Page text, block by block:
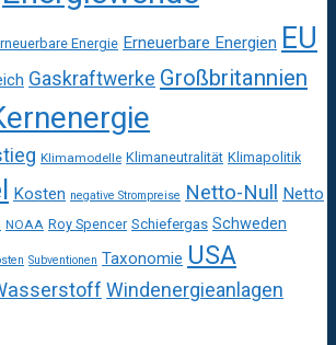
Energie Erneuerbare Energien EU
Gaskraftwerke Großbritannien
Klimamodelle Klimaneutralität Klimapolitik
Kosten negative Strompreise Netto-Null Netto
NOAA Roy Spencer Schiefergas Schweden
Subventionen Taxonomie USA
Windenergieanlagen